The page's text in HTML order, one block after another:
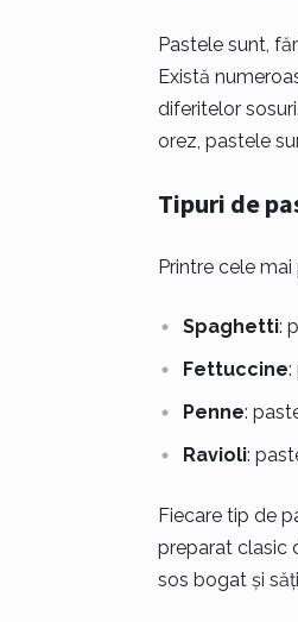
Pastele sunt,
Există
diferitelor
orez, pastele
Tipuri de
Printre cele
Spaghetti:
Fettuccine:
Penne:
Ravioli:
Fiecare tip de
preparat clasic
sos bogat și